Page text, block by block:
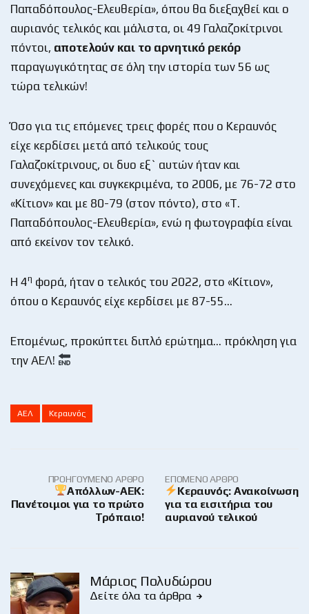
Παπαδόπουλος-Ελευθερία», όπου θα διεξαχθεί και ο
αυριανός τελικός και μάλιστα, οι 49 Γαλαζοκίτρινοι
πόντοι, αποτελούν και το αρνητικό ρεκόρ
παραγωγικότητας σε όλη την ιστορία των 56 ως
τώρα τελικών!
Όσο για τις επόμενες τρεις φορές που ο Κεραυνός
είχε κερδίσει μετά από τελικούς τους
Γαλαζοκίτρινους, οι δυο εξ` αυτών ήταν και
συνεχόμενες και συγκεκριμένα, το 2006, με 76-72 στο
«Κίτιον» και με 80-79 (στον πόντο), στο «Τ.
Παπαδόπουλος-Ελευθερία», ενώ η φωτογραφία είναι
από εκείνον τον τελικό.
Η 4η φορά, ήταν ο τελικός του 2022, στο «Κίτιον»,
όπου ο Κεραυνός είχε κερδίσει με 87-55…
Επομένως, προκύπτει διπλό ερώτημα… πρόκληση για
την ΑΕΛ!
ΑΕΛ Κεραυνός
ΠΡΟΗΓΟΎΜΕΝΟ ΆΡΘΡΟ
Απόλλων-ΑΕΚ:
Πανέτοιμοι για το πρώτο
Τρόπαιο!
ΕΠΌΜΕΝΟ ΆΡΘΡΟ
Κεραυνός: Ανακοίνωση
για τα εισιτήρια του
αυριανού τελικού
Μάριος Πολυδώρου
Δείτε όλα τα άρθρα